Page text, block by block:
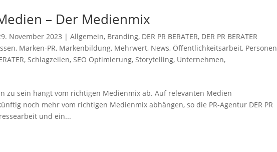
– Der Medienmix
November 2023 |Allgemein, Branding, DER PR BERATER, DER PR BERATER
, Marken-PR, Markenbildung, Mehrwert, News, Öffentlichkeitsarbeit, Personen
,Schlagzeilen,SEO Optimierung,Storytelling, Unternehmen,
zu sein hängt vom richtigen Medienmix ab. Auf relevanten Medien
noch mehr vom richtigen Medienmix abhängen, so die PR-Agentur DER PR
und ein...